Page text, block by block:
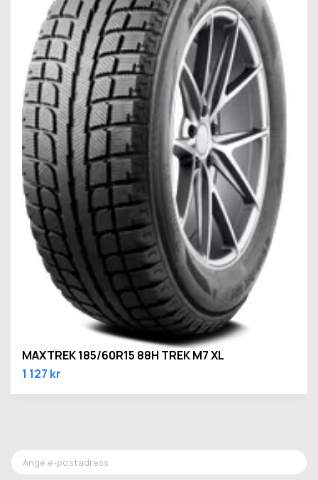
MAXTREK 185/60R15 88H TREK M7 XL
1 127 kr